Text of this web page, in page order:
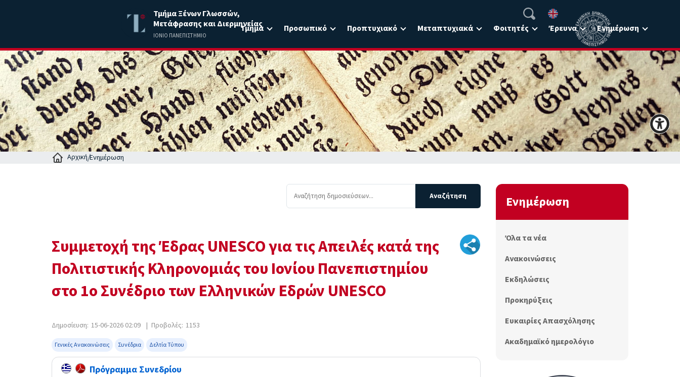
Τμήμα Ξένων Γλωσσών,
Μετάφρασης και Διερμηνείας
ΙΟΝΙΟ ΠΑΝΕΠΙΣΤΗΜΙΟ
Τμήμα Προσωπικό Προπτυχιακό Μεταπτυχιακά Φοιτητές Έρευνα Ενημέρωση
Αρχική Ενημέρωση
Συμμετοχή της Έδρας UNESCO για τις Απειλές κατά της
Πολιτιστικής Κληρονομιάς του Ιονίου Πανεπιστημίου
στο 1ο Συνέδριο των Ελληνικών Εδρών UNESCO
Δημοσίευση: 15-06-2026 02:09 | Προβολές: 1153
Γενικές Ανακοινώσεις Συνέδρια Δελτία Τύπου
Πρόγραμμα Συνεδρίου
Ενημέρωση
Όλα τα νέα
Ανακοινώσεις
Εκδηλώσεις
Προκηρύξεις
Ευκαιρίες Απασχόλησης
Ακαδημαϊκό ημερολόγιο